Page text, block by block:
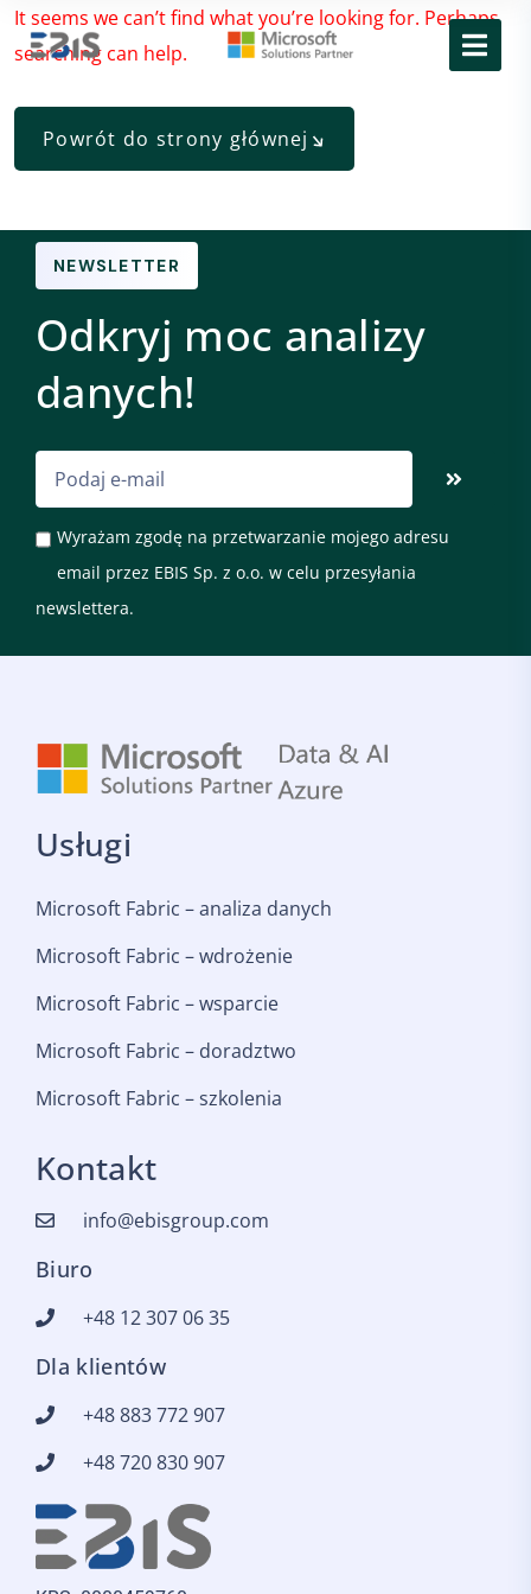
It seems we can’t find what you’re looking for. Perhaps
searching can help.
Powrót do strony głównej
NEWSLETTER
Odkryj moc analizy
danych!
Wyrażam zgodę na przetwarzanie mojego adresu
email przez EBIS Sp. z o.o. w celu przesyłania
newslettera.
Usługi
Microsoft Fabric – analiza danych
Microsoft Fabric – wdrożenie
Microsoft Fabric – wsparcie
Microsoft Fabric – doradztwo
Microsoft Fabric – szkolenia
Kontakt
info@ebisgroup.com
Biuro
+48 12 307 06 35
Dla klientów
+48 883 772 907
+48 720 830 907